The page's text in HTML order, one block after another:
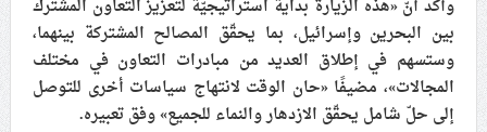
وأكّد أنّ «هذه الزيارة بداية استراتيجيّة لتعزيز التعاون المشترك
بين البحرين وإسرائيل، بما يحقّق المصالح المشتركة بينهما،
وستسهم في إطلاق العديد من مبادرات التعاون في مختلف
المجالات»، مضيفًا «حان الوقت لانتهاج سياسات أخرى للتوصل
إلى حلّ شامل يحقّق الازدهار والنماء للجميع» وفق تعبيره.